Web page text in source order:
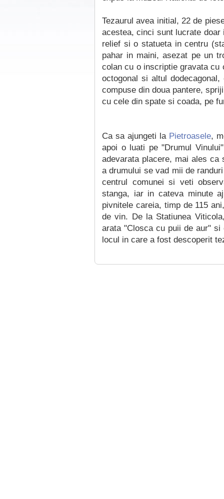
Tezaurul avea initial, 22 de
acestea, cinci sunt lucrate
relief si o statueta in centru
pahar in maini, asezat pe un
colan cu o inscriptie gravata cu
octogonal si altul
compuse din doua pantere,
cu cele din spate si coada, pe
Ca sa ajungeti la Pietroasele,
apoi o luati pe "Drumul
adevarata placere, mai ales ca
a drumului se vad mii de
centrul comunei si veti
stanga, iar in cateva minute
pivnitele careia, timp de 115
de vin. De la Statiunea
arata "Closca cu puii de aur"
locul in care a fost descoperit